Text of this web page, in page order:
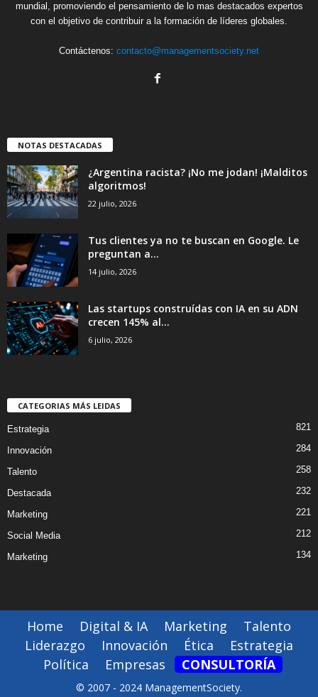
mundial, promoviendo el pensamiento de lo mas destacados expertos
con el objetivo de contribuir a la formación de líderes globales.
Contáctenos: contacto@managementsociety.net
NOTAS DESTACADAS
¿Argentina racista? ¡No me jodan! ¡Malditos
algoritmos!
22 julio, 2026
Tus clientes ya no te buscan en Google. Le
preguntan a...
14 julio, 2026
Las startups construídas con IA en su ADN
crecen 145% al...
6 julio, 2026
CATEGORIAS MÁS LEIDAS
Estrategia 821
Innovación 284
Talento 258
Destacada 232
Marketing 221
Social Media 212
Marketing 134
Home Digital & IA Marketing
Talento
Liderazgo
Innovación Ética
Estrategia
Política
Empresas CONSULTORÍA
© 2007 - 2024 ManagementSociety.